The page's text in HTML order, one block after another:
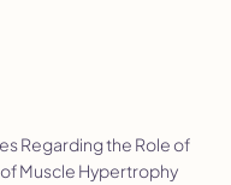
Regarding the Role of
Muscle Hypertrophy